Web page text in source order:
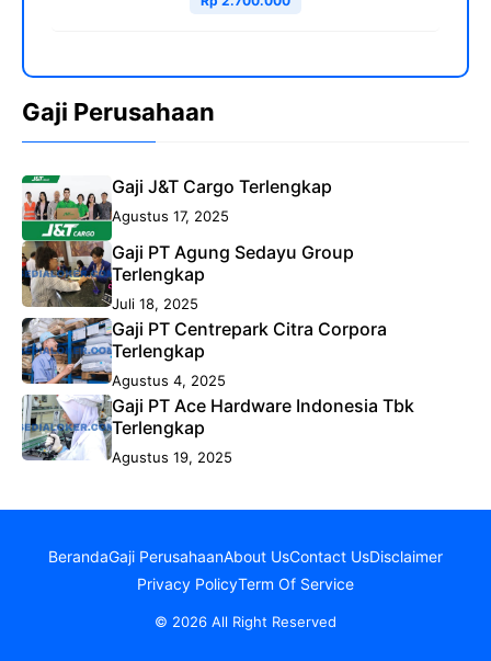
Gaji Perusahaan
Gaji J&T Cargo Terlengkap
Agustus 17, 2025
Gaji PT Agung Sedayu Group
Terlengkap
Juli 18, 2025
Gaji PT Centrepark Citra Corpora
Terlengkap
Agustus 4, 2025
Gaji PT Ace Hardware Indonesia Tbk
Terlengkap
Agustus 19, 2025
BerandaGaji PerusahaanAbout UsContact UsDisclaimer
Privacy PolicyTerm Of Service
© 2026 All Right Reserved